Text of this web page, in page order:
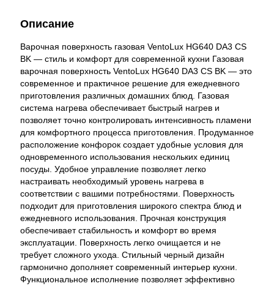
Описание
Варочная поверхность газовая VentoLux HG640 DA3 CS
BK — стиль и комфорт для современной кухни Газовая
варочная поверхность VentoLux HG640 DA3 CS BK — это
современное и практичное решение для ежедневного
приготовления различных домашних блюд. Газовая
система нагрева обеспечивает быстрый нагрев и
позволяет точно контролировать интенсивность пламени
для комфортного процесса приготовления. Продуманное
расположение конфорок создает удобные условия для
одновременного использования нескольких единиц
посуды. Удобное управление позволяет легко
настраивать необходимый уровень нагрева в
соответствии с вашими потребностями. Поверхность
подходит для приготовления широкого спектра блюд и
ежедневного использования. Прочная конструкция
обеспечивает стабильность и комфорт во время
эксплуатации. Поверхность легко очищается и не
требует сложного ухода. Стильный черный дизайн
гармонично дополняет современный интерьер кухни.
Функциональное исполнение позволяет эффективно